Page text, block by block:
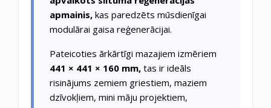
apmainis, kas paredzēts mūsdienīgai
modulārai gaisa reģenerācijai.
Pateicoties ārkārtīgi mazajiem izmēriem
441 × 441 × 160 mm, tas ir ideāls
risinājums zemiem griestiem, maziem
dzīvokļiem, mini māju projektiem,